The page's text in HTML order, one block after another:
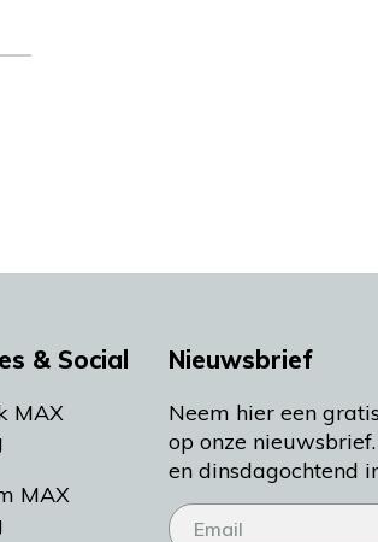
& Social
MAX
MAX
Nieuwsbrief
Neem hier een
op onze
en dinsdagochtend